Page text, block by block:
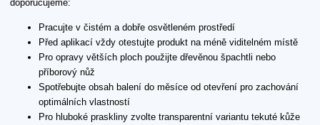
doporučujeme:
Pracujte v čistém a dobře osvětleném prostředí
Před aplikací vždy otestujte produkt na méně viditelném místě
Pro opravy větších ploch použijte dřevěnou špachtli nebo
příborový nůž
Spotřebujte obsah balení do měsíce od otevření pro zachování
optimálních vlastností
Pro hluboké praskliny zvolte transparentní variantu tekuté kůže